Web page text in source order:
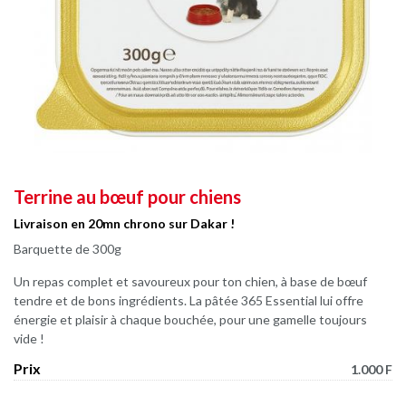
Terrine au bœuf pour chiens
Livraison en 20mn chrono sur Dakar !
Barquette de 300g
Un repas complet et savoureux pour ton chien, à base de bœuf
tendre et de bons ingrédients. La pâtée 365 Essential lui offre
énergie et plaisir à chaque bouchée, pour une gamelle toujours
vide !
Prix 1.000 F